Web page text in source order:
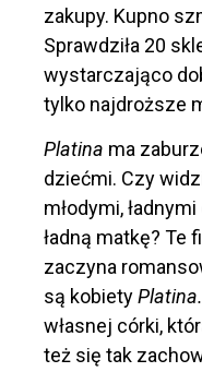
zakupy. Kupno
Sprawdziła 20
wystarczająco
tylko najdroższe
Platina ma
dziećmi. Czy
młodymi,
ładną matkę? Te
zaczyna
są kobietyPlatina.
własnej córki,
też się tak